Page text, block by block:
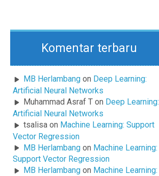
Komentar terbaru
MB Herlambang on Deep Learning:
Artificial Neural Networks
Muhammad Asraf T on Deep Learning:
Artificial Neural Networks
tsalisa on Machine Learning: Support
Vector Regression
MB Herlambang on Machine Learning:
Support Vector Regression
MB Herlambang on Machine Learning: